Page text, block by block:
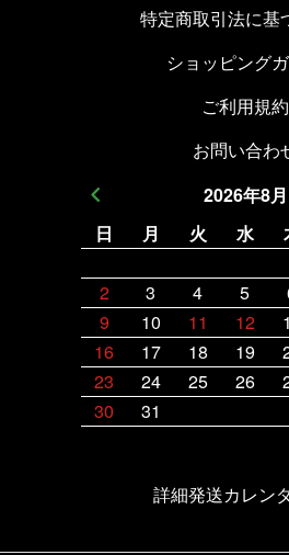
特定商取引法に基
ショッピング
ご利用規約
お問い合わ
2026年8月
日
月 火 水
2
3 4 5
9
10 11 12
16
17 18 19
23
24 25 26
30
31
詳細発送カレン